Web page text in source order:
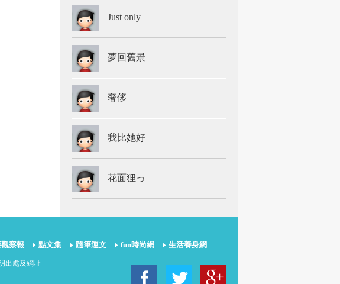
Just only
夢回舊景
奢侈
我比她好
花面狸っ
察報 點文集 隨筆運文 fun時尚網 生活養身網
出處及網址